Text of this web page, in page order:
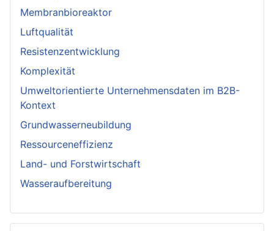
Membranbioreaktor
Luftqualität
Resistenzentwicklung
Komplexität
Umweltorientierte Unternehmensdaten im B2B-
Kontext
Grundwasserneubildung
Ressourceneffizienz
Land- und Forstwirtschaft
Wasseraufbereitung